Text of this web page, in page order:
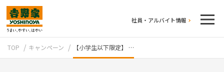
社員・アルバイト情報
TOP キャンペーン 【小学生以下限定】 …